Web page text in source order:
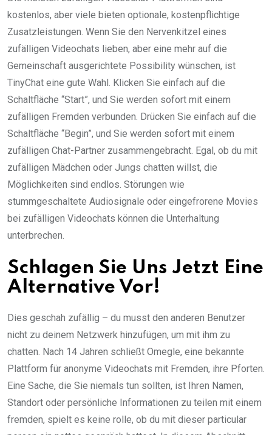
kostenlos, aber viele bieten optionale, kostenpflichtige
Zusatzleistungen. Wenn Sie den Nervenkitzel eines
zufälligen Videochats lieben, aber eine mehr auf die
Gemeinschaft ausgerichtete Possibility wünschen, ist
TinyChat eine gute Wahl. Klicken Sie einfach auf die
Schaltfläche “Start”, und Sie werden sofort mit einem
zufälligen Fremden verbunden. Drücken Sie einfach auf die
Schaltfläche “Begin”, und Sie werden sofort mit einem
zufälligen Chat-Partner zusammengebracht. Egal, ob du mit
zufälligen Mädchen oder Jungs chatten willst, die
Möglichkeiten sind endlos. Störungen wie
stummgeschaltete Audiosignale oder eingefrorene Movies
bei zufälligen Videochats können die Unterhaltung
unterbrechen.
Schlagen Sie Uns Jetzt Eine
Alternative Vor!
Dies geschah zufällig – du musst den anderen Benutzer
nicht zu deinem Netzwerk hinzufügen, um mit ihm zu
chatten. Nach 14 Jahren schließt Omegle, eine bekannte
Plattform für anonyme Videochats mit Fremden, ihre Pforten.
Eine Sache, die Sie niemals tun sollten, ist Ihren Namen,
Standort oder persönliche Informationen zu teilen mit einem
fremden, spielt es keine rolle, ob du mit dieser particular